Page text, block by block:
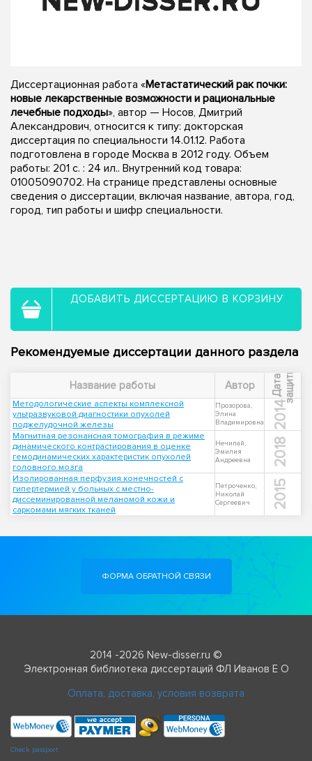
Диссертационная работа «Метастатический рак почки:
новые лекарственные возможности и рациональные
лечебные подходы», автор — Носов, Дмитрий
Александрович, относится к типу: докторская
диссертация по специальности 14.01.12. Работа
подготовлена в городе Москва в 2012 году. Объем
работы: 201 с. : 24 ил.. Внутренний код товара:
01005090702. На странице представлены основные
сведения о диссертации, включая название, автора, год,
город, тип работы и шифр специальности.
ДОБАВИТЬ ДИССЕРТАЦИЮ В КОРЗИНУ
Рекомендуемые диссертации данного раздела
Название работы Автор Д
а
т
а
з
а
щ
и
т ы
Методологические аспекты комплексной
ультразвуковой диагностики опухолей
поджелудочной железы
Прозорова,
Элина
Владимировна
2014
Магнитная резонансная томография в режиме
динамического контрастирования в оценке
гемодинамических характеристик опухолей
головного мозга
Нечипай,
Эмилия
Андреевна
2018
Изолированная перфузия конечностей с
гипертермией у больных с местно-
диссеминированной меланомой кожи и
саркомами мягких тканей
Петроченко,
Николай
Сергеевич
2015
ФОРМА ОБРАТНОЙ СВЯЗИ
2014 -2026 New-disser.ru ©
Электронная библиотека диссертаций ФЛ Иванов Е О
Оплата, доставка, условия возврата
Check passport